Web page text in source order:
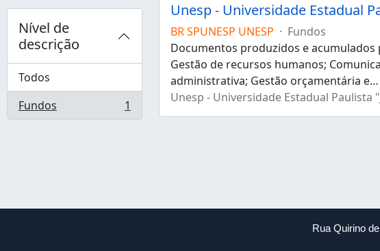
Nível de
descrição
Todos
Fundos
, 1 resultados 1
Unesp - Universidade Estadual
BR SPUNESP UNESP · Fundos
Documentos produzidos e acumulados
Gestão de recursos humanos;
administrativa; Gestão orçamentária e…
Unesp - Universidade Estadual Paulista
Rua Quirino